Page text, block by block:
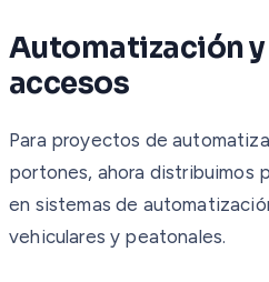
Automatización
accesos
Para proyectos de
portones, ahora distribuimos
en sistemas de
vehiculares y peatonales.